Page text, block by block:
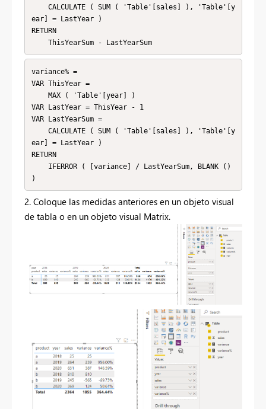
ear] = LastYear )
RETURN
    ThisYearSum - LastYearSum
variance% =
VAR ThisYear =
VAR LastYear = ThisYear - 1
VAR LastYearSum =
ear] = LastYear )
RETURN
)
2. Coloque las medidas anteriores en un objeto visual
de tabla o en un objeto visual Matrix.